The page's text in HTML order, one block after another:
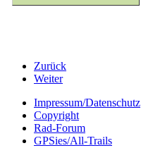
Zurück
Weiter
Impressum/Datenschutz
Copyright
Rad-Forum
GPSies/All-Trails